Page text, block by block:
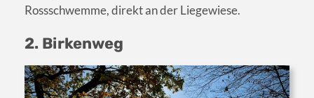
Rossschwemme, direkt an der Liegewiese.
2. Birkenweg